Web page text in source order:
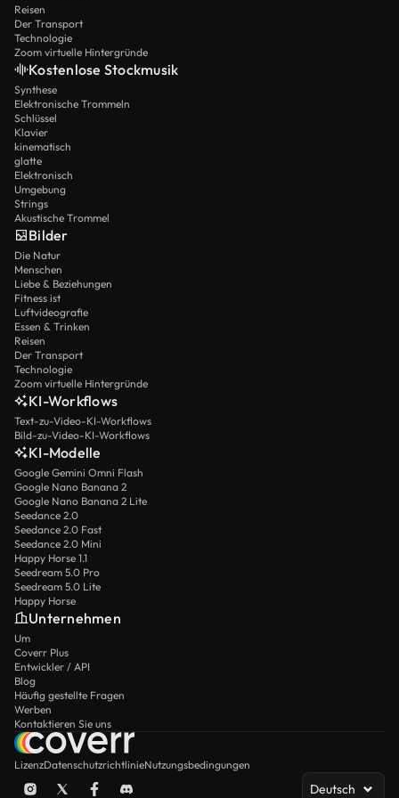
Reisen
Der Transport
Technologie
Zoom virtuelle Hintergründe
Kostenlose Stockmusik
Synthese
Elektronische Trommeln
Schlüssel
Klavier
kinematisch
glatte
Elektronisch
Umgebung
Strings
Akustische Trommel
Bilder
Die Natur
Menschen
Liebe & Beziehungen
Fitness ist
Luftvideografie
Essen & Trinken
Reisen
Der Transport
Technologie
Zoom virtuelle Hintergründe
KI-Workflows
Text-zu-Video-KI-Workflows
Bild-zu-Video-KI-Workflows
KI-Modelle
Google Gemini Omni Flash
Google Nano Banana 2
Google Nano Banana 2 Lite
Seedance 2.0
Seedance 2.0 Fast
Seedance 2.0 Mini
Happy Horse 1.1
Seedream 5.0 Pro
Seedream 5.0 Lite
Happy Horse
Unternehmen
Um
Coverr Plus
Entwickler / API
Blog
Häufig gestellte Fragen
Werben
Kontaktieren Sie uns
LizenzDatenschutzrichtlinieNutzungsbedingungen
Deutsch